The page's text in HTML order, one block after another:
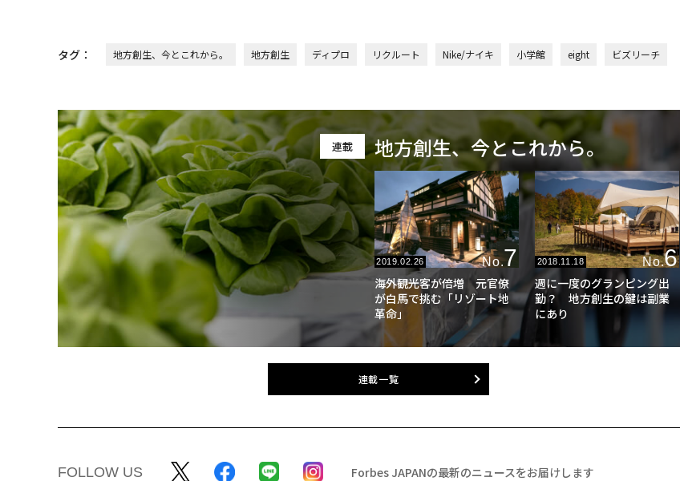
タグ： 地方創生、今とこれから。 地方創生 ディプロ リクルート Nike/ナイキ 小学館 eight ビズリーチ
連載 地方創生、今とこれから。
2019.02.26 No.7
海外観光客が倍増 元官僚
が白馬で挑む「リゾート地
革命」
2018.11.18 No.6
週に一度のグランピング出
勤？ 地方創生の鍵は副業
にあり
連載一覧
FOLLOW US Forbes JAPANの最新のニュースをお届けします